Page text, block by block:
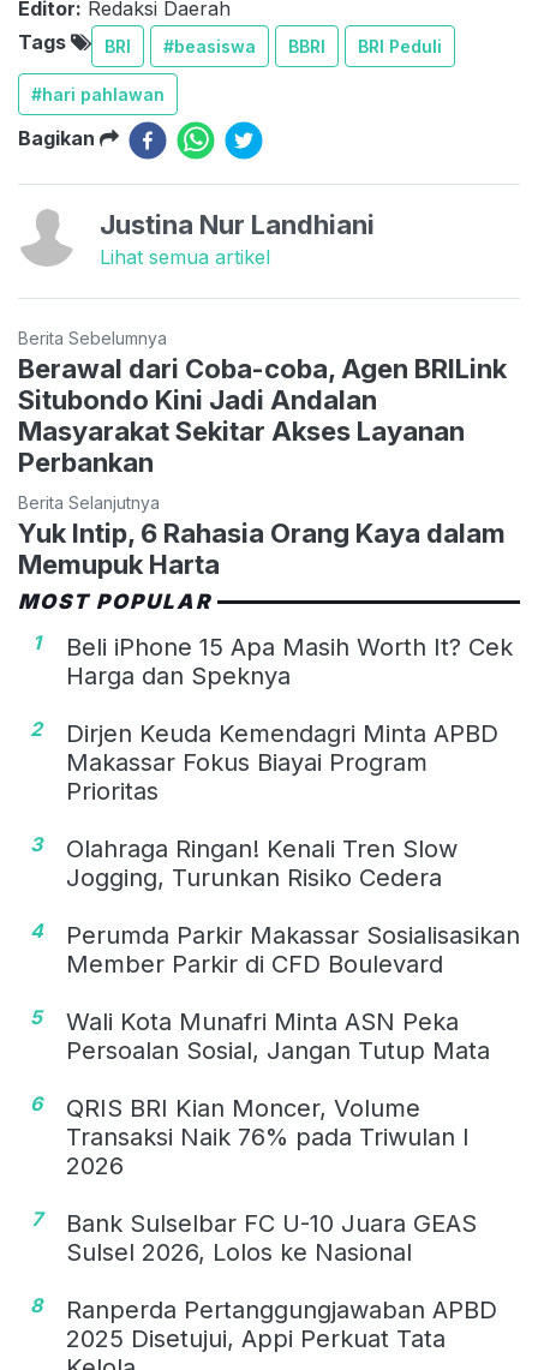
Editor: Redaksi Daerah
Tags
BRI #beasiswa BBRI BRI Peduli
#hari pahlawan
Bagikan
Justina Nur Landhiani
Lihat semua artikel
Berita Sebelumnya
Berawal dari Coba-coba, Agen BRILink
Situbondo Kini Jadi Andalan
Masyarakat Sekitar Akses Layanan
Perbankan
Berita Selanjutnya
Yuk Intip, 6 Rahasia Orang Kaya dalam
Memupuk Harta
MOST POPULAR
1
Beli iPhone 15 Apa Masih Worth It? Cek
Harga dan Speknya
2
Dirjen Keuda Kemendagri Minta APBD
Makassar Fokus Biayai Program
Prioritas
3
Olahraga Ringan! Kenali Tren Slow
Jogging, Turunkan Risiko Cedera
4
Perumda Parkir Makassar Sosialisasikan
Member Parkir di CFD Boulevard
5
Wali Kota Munafri Minta ASN Peka
Persoalan Sosial, Jangan Tutup Mata
6
QRIS BRI Kian Moncer, Volume
Transaksi Naik 76% pada Triwulan I
2026
7
Bank Sulselbar FC U-10 Juara GEAS
Sulsel 2026, Lolos ke Nasional
8
Ranperda Pertanggungjawaban APBD
2025 Disetujui, Appi Perkuat Tata